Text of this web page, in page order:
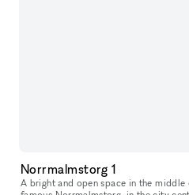
Norrmalmstorg 1
A bright and open space in the